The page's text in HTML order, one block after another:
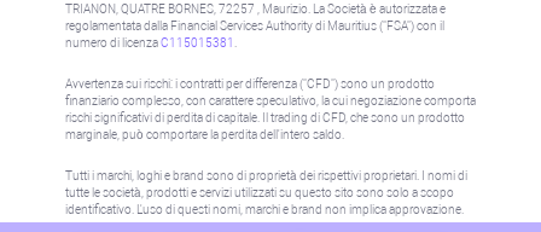
TRIANON, QUATRE BORNES, 72257 , Maurizio. La Società è autorizzata e
regolamentata dalla Financial Services Authority di Mauritius ("FSA") con il
numero di licenzaC115015381
Avvertenza sui rischi: i contratti per differenza ("CFD") sono un prodotto
finanziario complesso, con carattere speculativo, la cui negoziazione comporta
rischi significativi di perdita di capitale. Il trading di CFD, che sono un prodotto
marginale, può comportare la perdita dell'intero saldo.
Tutti i marchi, loghi e brand sono di proprietà dei rispettivi proprietari. I nomi di
tutte le società, prodotti e servizi utilizzati su questo sito sono solo a scopo
identificativo. L'uso di questi nomi, marchi e brand non implica approvazione.